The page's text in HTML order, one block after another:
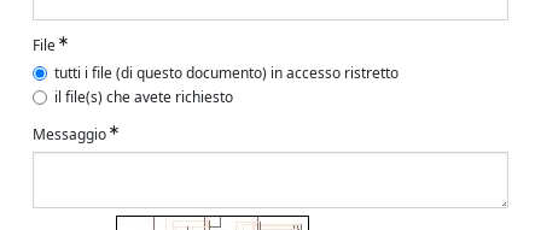
File
tutti i file (di questo documento) in accesso ristretto
il file(s) che avete richiesto
Messaggio